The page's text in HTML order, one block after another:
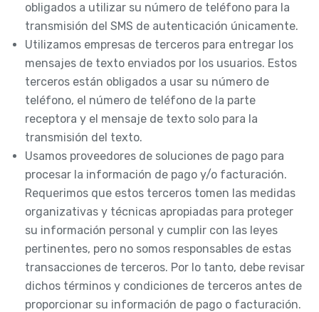
obligados a utilizar su número de teléfono para la
transmisión del SMS de autenticación únicamente.
Utilizamos empresas de terceros para entregar los
mensajes de texto enviados por los usuarios. Estos
terceros están obligados a usar su número de
teléfono, el número de teléfono de la parte
receptora y el mensaje de texto solo para la
transmisión del texto.
Usamos proveedores de soluciones de pago para
procesar la información de pago y/o facturación.
Requerimos que estos terceros tomen las medidas
organizativas y técnicas apropiadas para proteger
su información personal y cumplir con las leyes
pertinentes, pero no somos responsables de estas
transacciones de terceros. Por lo tanto, debe revisar
dichos términos y condiciones de terceros antes de
proporcionar su información de pago o facturación.